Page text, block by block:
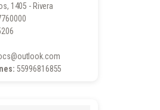
1405 - Rivera
55996816855